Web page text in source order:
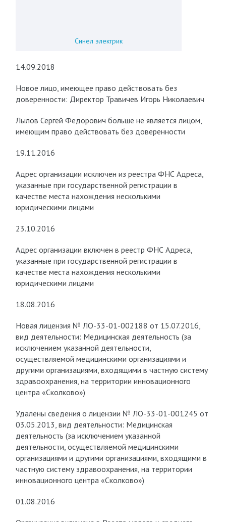
Синел электрик
14.09.2018
Новое лицо, имеющее право действовать без
доверенности: Директор Травичев Игорь Николаевич
Лылов Сергей Федорович больше не является лицом,
имеющим право действовать без доверенности
19.11.2016
Адрес организации исключен из реестра ФНС Адреса,
указанные при государственной регистрации в
качестве места нахождения несколькими
юридическими лицами
23.10.2016
Адрес организации включен в реестр ФНС Адреса,
указанные при государственной регистрации в
качестве места нахождения несколькими
юридическими лицами
18.08.2016
Новая лицензия № ЛО-33-01-002188 от 15.07.2016,
вид деятельности: Медицинская деятельность (за
исключением указанной деятельности,
осуществляемой медицинскими организациями и
другими организациями, входящими в частную систему
здравоохранения, на территории инновационного
центра «Сколково»)
Удалены сведения о лицензии № ЛО-33-01-001245 от
03.05.2013, вид деятельности: Медицинская
деятельность (за исключением указанной
деятельности, осуществляемой медицинскими
организациями и другими организациями, входящими в
частную систему здравоохранения, на территории
инновационного центра «Сколково»)
01.08.2016